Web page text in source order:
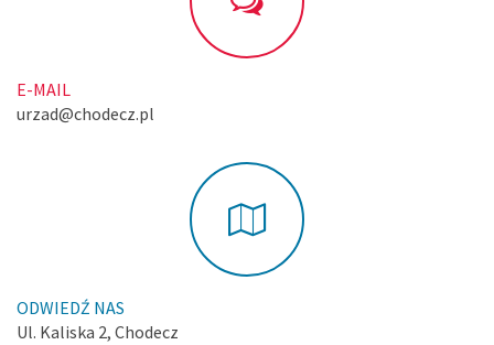
E-MAIL
urzad@chodecz.pl
ODWIEDŹ NAS
Ul. Kaliska 2, Chodecz